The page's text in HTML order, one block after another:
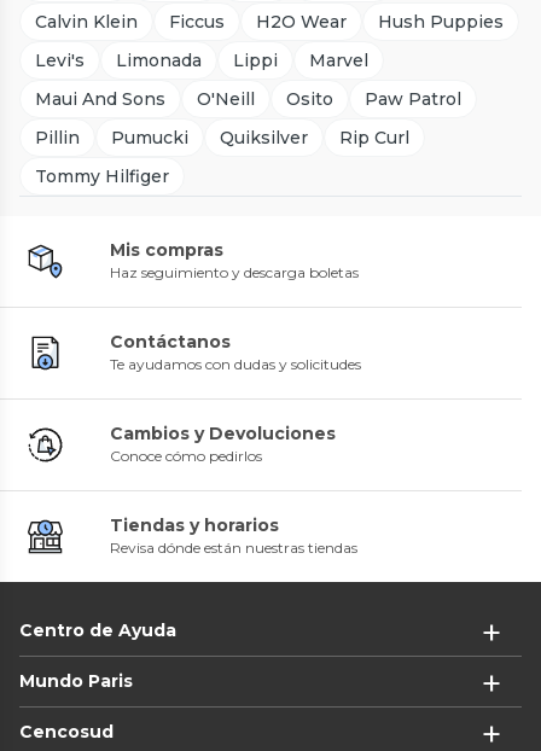
Calvin Klein
Ficcus H2O Wear
Hush Puppies
Levi's
Limonada Lippi
Marvel
Maui And Sons
O'Neill Osito
Paw Patrol
Pillin
Pumucki Quiksilver
Rip Curl
Tommy Hilfiger
Mis compras
Haz seguimiento y descarga boletas
Contáctanos
Te ayudamos con dudas y solicitudes
Cambios y Devoluciones
Conoce cómo pedirlos
Tiendas y horarios
Revisa dónde están nuestras tiendas
Centro de Ayuda
Mundo Paris
Cencosud